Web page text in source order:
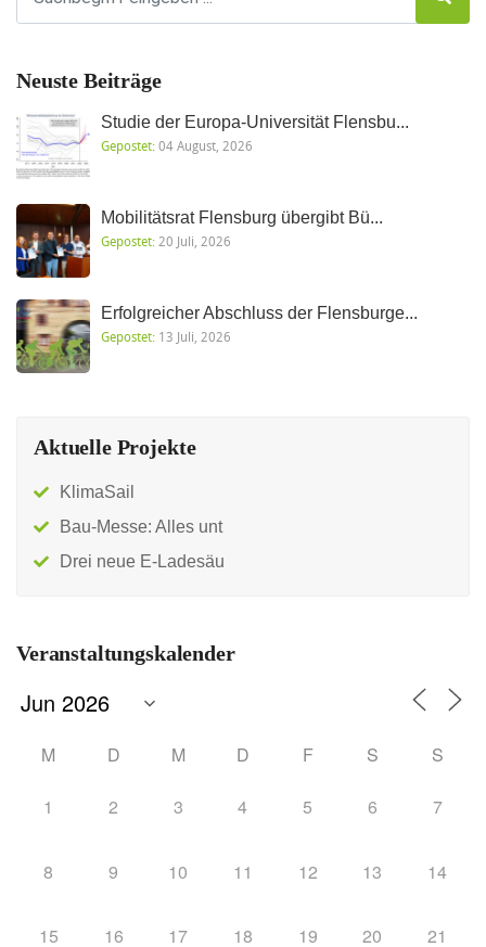
Neuste Beiträge
Studie der Europa-Universität Flensbu...
Gepostet:04 August, 2026
Mobilitätsrat Flensburg übergibt Bü...
Gepostet: 20 Juli, 2026
Erfolgreicher Abschluss der Flensburge...
Gepostet: 13 Juli, 2026
Aktuelle Projekte
KlimaSail
Bau-Messe: Alles unt
Drei neue E-Ladesäu
Veranstaltungskalender
M D M D F S S
1 2 3 4 5 6 7
8 9 10 11 12 13 14
15 16 17 18 19 20 21